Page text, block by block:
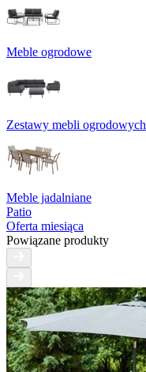
Meble ogrodowe
Zestawy mebli ogrodowych
Meble jadalniane
Patio
Oferta miesiąca
Powiązane produkty